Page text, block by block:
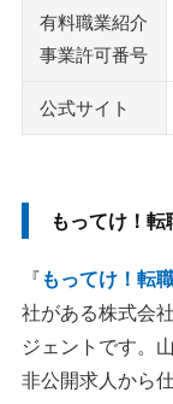
有料職業紹介
事業許可番号
公式サイト
もってけ！転
『 もってけ！転
社がある株式会
ジェントです。
非公開求人から